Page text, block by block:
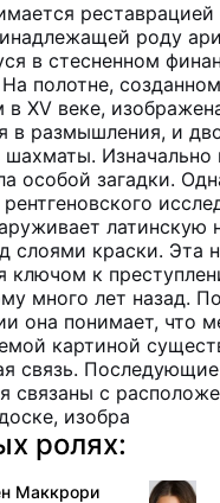
реставрацией
роду
в стесненном
полотне,
в XV веке,
в размышления, и
Изначально
особой загадки.
латинскую
слоями краски. Эта
ключом к
много лет назад.
она понимает, что
картиной
связь.
связаны с
изобра
ролях:
Маккрори